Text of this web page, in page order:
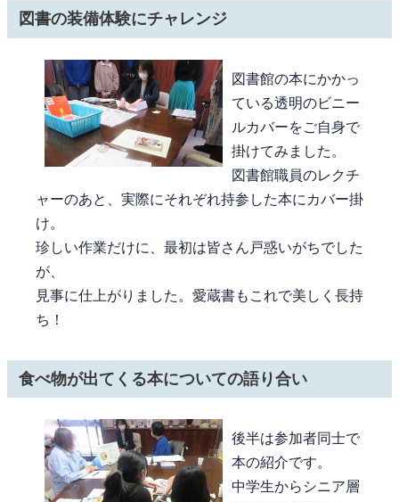
図書の装備体験にチャレンジ
図書館の本にかかっ
ている透明のビニー
ルカバーをご自身で
掛けてみました。
図書館職員のレクチ
ャーのあと、実際にそれぞれ持参した本にカバー掛
け。
珍しい作業だけに、最初は皆さん戸惑いがちでした
が、
見事に仕上がりました。愛蔵書もこれで美しく長持
ち！
食べ物が出てくる本についての語り合い
後半は参加者同士で
本の紹介です。
中学生からシニア層